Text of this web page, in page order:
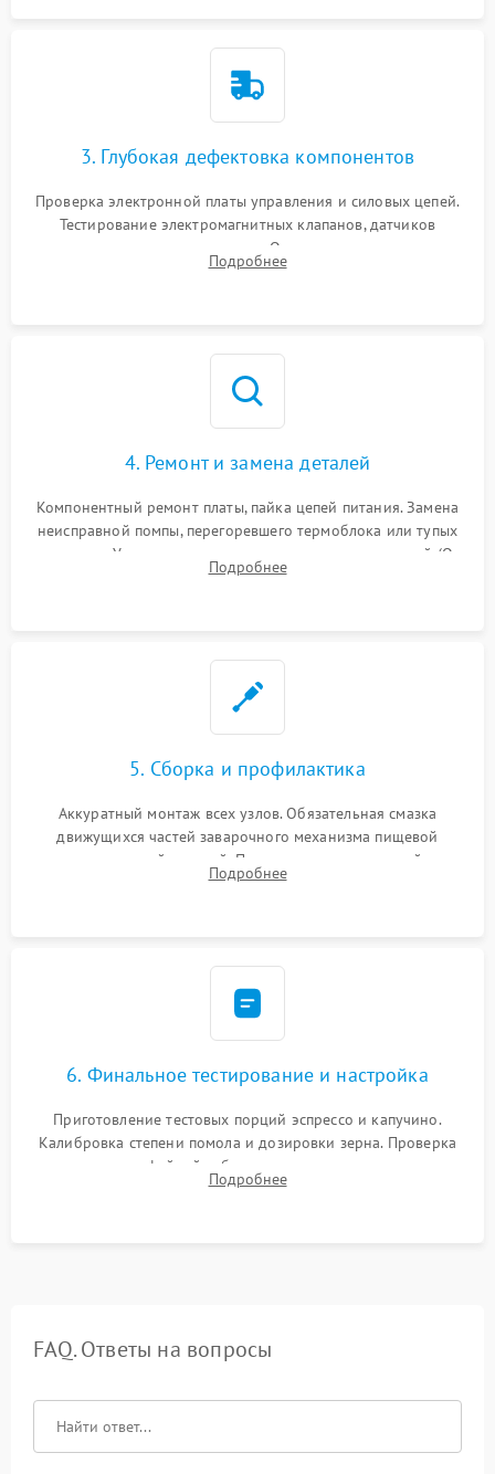
3. Глубокая дефектовка компонентов
Проверка электронной платы управления и силовых цепей.
Тестирование электромагнитных клапанов, датчиков
температуры и расходомера. Оценка степени износа
жерновов кофемолки, уплотнительных колец гидросистемы
Подробнее
4. Ремонт и замена деталей
Компонентный ремонт платы, пайка цепей питания. Замена
неисправной помпы, перегоревшего термоблока или тупых
жерновов. Установка новых силиконовых уплотнителей (O-
ring) и тефлоновых трубок для надежного устранения
Подробнее
5. Сборка и профилактика
Аккуратный монтаж всех узлов. Обязательная смазка
движущихся частей заварочного механизма пищевой
силиконовой смазкой. Проведение программной
декальцинации и очистки системы от кофейных масел.
Подробнее
6. Финальное тестирование и настройка
Приготовление тестовых порций эспрессо и капучино.
Калибровка степени помола и дозировки зерна. Проверка
плотности кофейной таблетки, температуры напитка и
качества молочной пены. Контроль отсутствия посторонних
Подробнее
FAQ. Ответы на вопросы